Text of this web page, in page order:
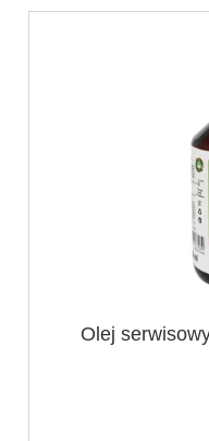
Olej